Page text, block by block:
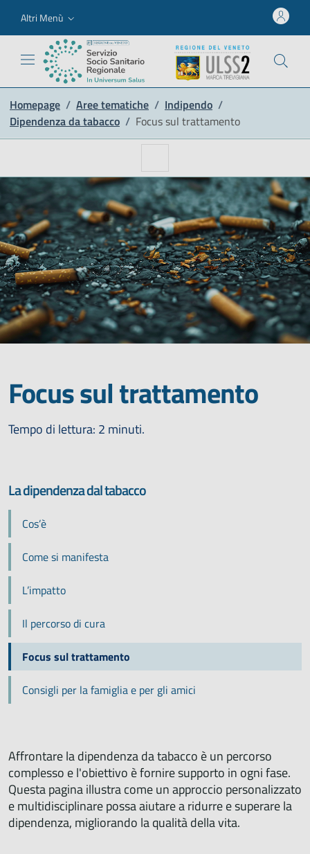
Altri Menù
Homepage / Aree tematiche / Indipendo /
Dipendenza da tabacco / Focus sul trattamento
Focus sul trattamento
Tempo di lettura: 2 minuti.
La dipendenza dal tabacco
Cos’è
Come si manifesta
L’impatto
Il percorso di cura
Focus sul trattamento
Consigli per la famiglia e per gli amici
Affrontare la dipendenza da tabacco è un percorso
complesso e l'obiettivo è fornire supporto in ogni fase.
Questa pagina illustra come un approccio personalizzato
e multidisciplinare possa aiutare a ridurre e superare la
dipendenza, migliorando la qualità della vita.